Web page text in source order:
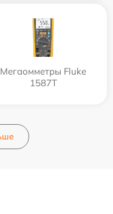
Мегаомметры Fluke
1587T